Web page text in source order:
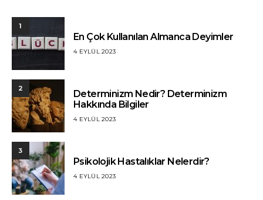
1
En Çok Kullanılan Almanca Deyimler
4 EYLÜL 2023
2
Determinizm Nedir? Determinizm
Hakkında Bilgiler
4 EYLÜL 2023
3
Psikolojik Hastalıklar Nelerdir?
4 EYLÜL 2023